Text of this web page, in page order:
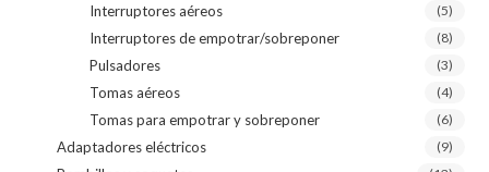
Interruptores aéreos (5)
Interruptores de empotrar/sobreponer (8)
Pulsadores (3)
Tomas aéreos (4)
Tomas para empotrar y sobreponer (6)
Adaptadores eléctricos (9)